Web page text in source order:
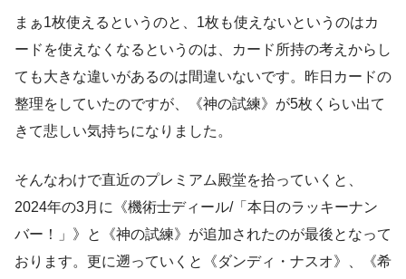
まぁ1枚使えるというのと、1枚も使えないというのはカ
ードを使えなくなるというのは、カード所持の考えからし
ても大きな違いがあるのは間違いないです。昨日カードの
整理をしていたのですが、《神の試練》が5枚くらい出て
きて悲しい気持ちになりました。
そんなわけで直近のプレミアム殿堂を拾っていくと、
2024年の3月に《機術士ディール/「本日のラッキーナン
バー！」》と《神の試練》が追加されたのが最後となって
おります。更に遡っていくと《ダンディ・ナスオ》、《希